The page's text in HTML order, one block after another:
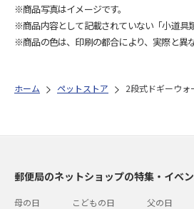
※商品写真はイメージです。
※商品内容として記載されていない「小道具
※商品の色は、印刷の都合により、実際と異
ホーム ペットストア 2段式ドギーウォ
郵便局のネットショップの特集・イベ
母の日 こどもの日 父の日